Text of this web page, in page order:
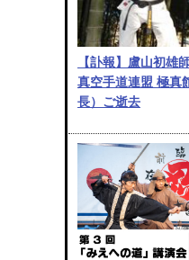
【訃報】盧山初雄
真空手道連盟 極真
長）ご逝去